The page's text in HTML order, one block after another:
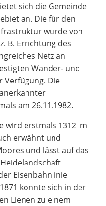
sich die Gemeinde
an. Die für den
wurde von
B. Errichtung des
Netz an
Wander- und
Verfügung. Die
am 26.11.1982.
wird erstmals 1312 im
erwähnt und
und lässt auf das
Eisenbahnlinie
konnte sich in der
Lienen zu einem